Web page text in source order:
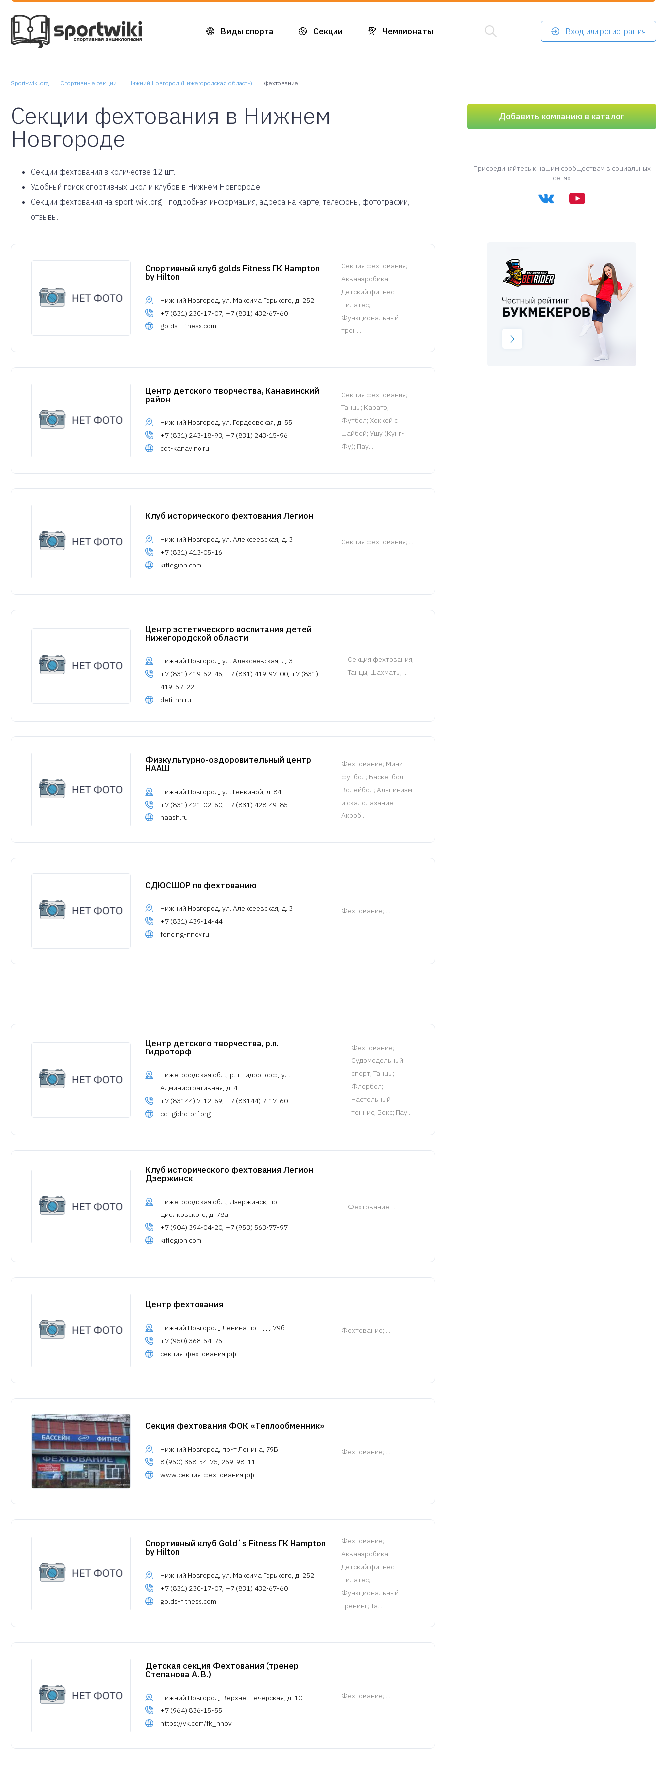
Виды спорта Секции Чемпионаты Вход или регистрация
Sport-wiki.org Спортивные секции Нижний Новгород (Нижегородская область) Фехтование
Секции фехтования в Нижнем
Новгороде
Cекции фехтования в количестве 12 шт.
Удобный поиск спортивных школ и клубов в Нижнем Новгороде.
Секции фехтования на sport-wiki.org - подробная информация, адреса на карте, телефоны, фотографии,
отзывы.
Спортивный клуб golds Fitness ГК Hampton
by Hilton
Нижний Новгород, ул. Максима Горького, д. 252
+7 (831) 230-17-07, +7 (831) 432-67-60
golds-fitness.com
Cекция фехтования;
Аквааэробика;
Детский фитнес;
Пилатес;
Функциональный
трен...
Центр детского творчества, Канавинский
район
Нижний Новгород, ул. Гордеевская, д. 55
+7 (831) 243-18-93, +7 (831) 243-15-96
cdt-kanavino.ru
Cекция фехтования;
Танцы; Каратэ;
Футбол; Хоккей с
шайбой; Ушу (Кунг-
Фу); Пау...
Клуб исторического фехтования Легион
Нижний Новгород, ул. Алексеевская, д. 3
+7 (831) 413-05-16
kiflegion.com
Cекция фехтования; ...
Центр эстетического воспитания детей
Нижегородской области
Нижний Новгород, ул. Алексеевская, д. 3
+7 (831) 419-52-46, +7 (831) 419-97-00, +7 (831)
419-57-22
deti-nn.ru
Cекция фехтования;
Танцы; Шахматы; ...
Физкультурно-оздоровительный центр
НААШ
Нижний Новгород, ул. Генкиной, д. 84
+7 (831) 421-02-60, +7 (831) 428-49-85
naash.ru
Фехтование; Мини-
футбол; Баскетбол;
Волейбол; Альпинизм
и скалолазание;
Акроб...
СДЮСШОР по фехтованию
Нижний Новгород, ул. Алексеевская, д. 3
+7 (831) 439-14-44
fencing-nnov.ru
Фехтование; ...
Центр детского творчества, р.п.
Гидроторф
Нижегородская обл., р.п. Гидроторф, ул.
Административная, д. 4
+7 (83144) 7-12-69, +7 (83144) 7-17-60
cdt.gidrotorf.org
Фехтование;
Судомодельный
спорт; Танцы;
Флорбол;
Настольный
теннис; Бокс; Пау...
Клуб исторического фехтования Легион
Дзержинск
Нижегородская обл., Дзержинск, пр-т
Циолковского, д. 78а
+7 (904) 394-04-20, +7 (953) 563-77-97
kiflegion.com
Фехтование; ...
Центр фехтования
Нижний Новгород, Ленина пр-т, д. 79б
+7 (950) 368-54-75
секция-фехтования.рф
Фехтование; ...
Секция фехтования ФОК «Теплообменник»
Нижний Новгород, пр-т Ленина, 79Б
8 (950) 368-54-75, 259-98-11
www.секция-фехтования.рф
Фехтование; ...
Спортивный клуб Gold`s Fitness ГК Hampton
by Hilton
Нижний Новгород, ул. Максима Горького, д. 252
+7 (831) 230-17-07, +7 (831) 432-67-60
golds-fitness.com
Фехтование;
Аквааэробика;
Детский фитнес;
Пилатес;
Функциональный
тренинг; Та...
Детская секция Фехтования (тренер
Степанова А. В.)
Нижний Новгород, Верхне-Печерская, д. 10
+7 (964) 836-15-55
https://vk.com/fk_nnov
Фехтование; ...
Добавить компанию в каталог
Присоединяйтесь к нашим сообществам в социальных
сетях